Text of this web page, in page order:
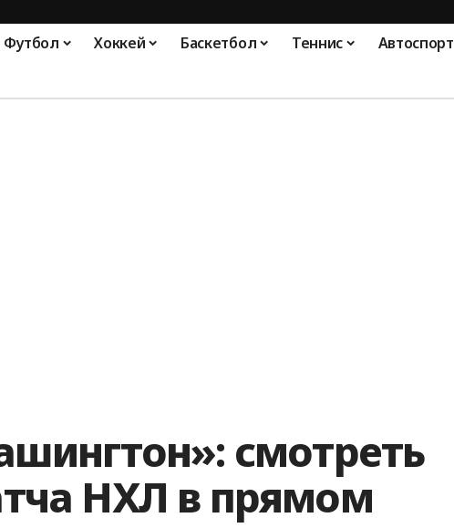
Футбол Хоккей Баскетбол Теннис Автоспорт
смотреть
НХЛ в прямом